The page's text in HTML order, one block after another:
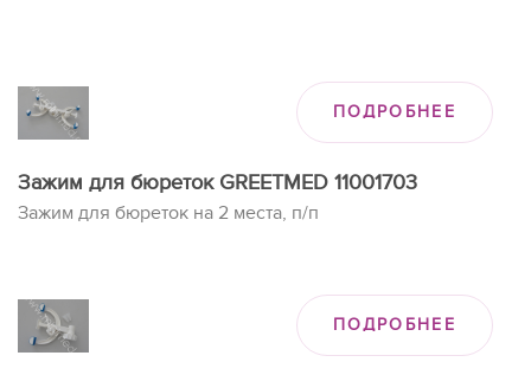
ПОДРОБНЕЕ
Зажим для бюреток GREETMED 11001703
Зажим для бюреток на 2 места, п/п
ПОДРОБНЕЕ